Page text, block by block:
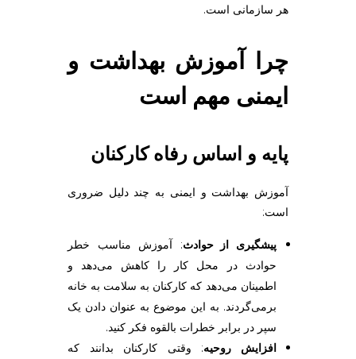
هر سازمانی است.
چرا آموزش بهداشت و
ایمنی مهم است
پایه و اساس رفاه کارکنان
آموزش بهداشت و ایمنی به چند دلیل ضروری
است:
پیشگیری از حوادث: آموزش مناسب خطر
حوادث در محل کار را کاهش می‌دهد و
اطمینان می‌دهد که کارکنان به سلامت به خانه
برمی‌گردند. به این موضوع به عنوان دادن یک
سپر در برابر خطرات بالقوه فکر کنید.
افزایش روحیه: وقتی کارکنان بدانند که